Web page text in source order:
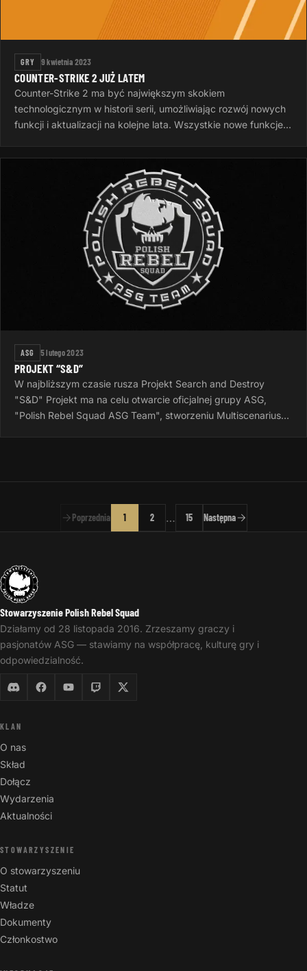
GRY 9 kwietnia 2023
COUNTER-STRIKE 2 JUŻ LATEM
Counter-Strike 2 ma być największym skokiem
technologicznym w historii serii, umożliwiając rozwój nowych
funkcji i aktualizacji na kolejne lata. Wszystkie nowe funkcje
ASG 5 lutego 2023
PROJEKT “S&D”
W najbliższym czasie rusza Projekt Search and Destroy
"S&D" Projekt ma na celu otwarcie oficjalnej grupy ASG,
"Polish Rebel Squad ASG Team", stworzeniu Multiscenariusza
Poprzednia 1 2 … 15 Następna
Stowarzyszenie Polish Rebel Squad
Działamy od 28 listopada 2016. Zrzeszamy graczy i
pasjonatów ASG — stawiamy na współpracę, kulturę gry i
odpowiedzialność.
KLAN
O nas
Skład
Dołącz
Wydarzenia
Aktualności
STOWARZYSZENIE
O stowarzyszeniu
Statut
Władze
Dokumenty
Członkostwo